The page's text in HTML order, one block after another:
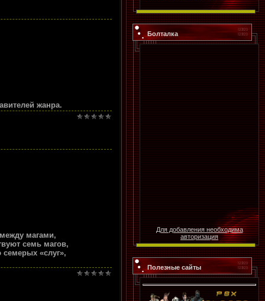
жанра.
магами,
семь магов,
«слуг»,
Болталка
Для добавления необходима
авторизация
Полезные сайты